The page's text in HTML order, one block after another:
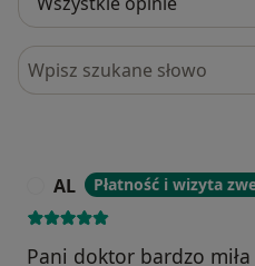
Szukaj w opiniach
AL Płatność i wizyta
Pani doktor bardzo